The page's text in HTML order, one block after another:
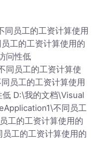
同员工的工资计算使用
工的工资计算使用的
问性低
同员工的工资计算使
员工的工资计算使用
低 D:\我的文档\Visual
不同员工
工的工资计算使用的
工的工资计算使用的